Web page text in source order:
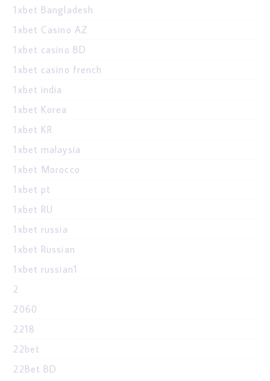
1xbet Bangladesh
1xbet Casino AZ
1xbet casino BD
1xbet casino french
1xbet india
1xbet Korea
1xbet KR
1xbet malaysia
1xbet Morocco
1xbet pt
1xbet RU
1xbet russia
1xbet Russian
1xbet russian1
2
2060
2218
22bet
22Bet BD